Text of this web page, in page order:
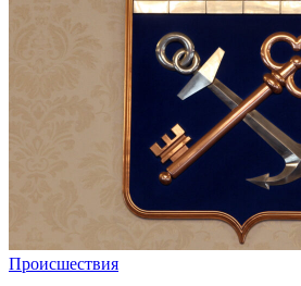
Происшествия